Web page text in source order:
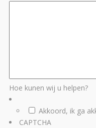
Hoe kunen wij u helpen?
Akkoord, ik ga
CAPTCHA